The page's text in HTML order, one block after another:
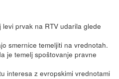
prvak na RTV udarila glede
smernice temeljiti na vrednotah.
je temelj spoštovanje pravne
interesa z evropskimi vrednotami